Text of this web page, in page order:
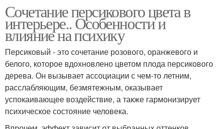
Сочетание персикового цвета в
интерьере.. Особенности и
влияние на психику
Персиковый - это сочетание розового, оранжевого и
белого, которое вдохновлено цветом плода персикового
дерева. Он вызывает ассоциации с чем-то летним,
расслабляющим, безмятежным, оказывает
успокаивающее воздействие, а также гармонизирует
психическое состояние человека.